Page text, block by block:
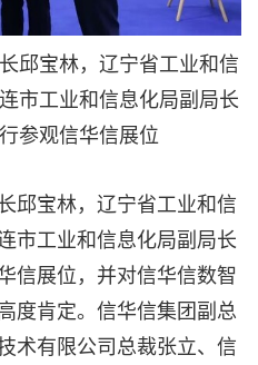
邱宝林，辽宁省工业和信
市工业和信息化局副局长
参观信华信展位
邱宝林，辽宁省工业和信
市工业和信息化局副局长
信展位，并对信华信数智
度肯定。信华信集团副总
术有限公司总裁张立、信